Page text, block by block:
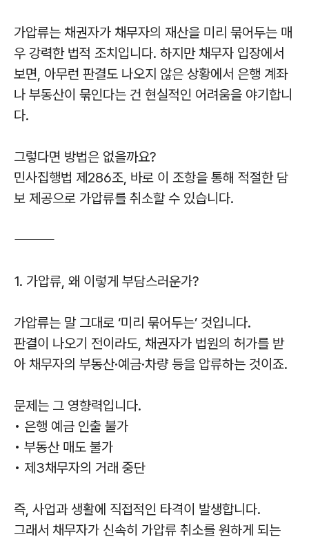
가압류는 채권자가 채무자의 재산을 미리 묶어두는 매
우 강력한 법적 조치입니다. 하지만 채무자 입장에서
보면, 아무런 판결도 나오지 않은 상황에서 은행 계좌
나 부동산이 묶인다는 건 현실적인 어려움을 야기합니
다.
그렇다면 방법은 없을까요?
민사집행법 제286조, 바로 이 조항을 통해 적절한 담
보 제공으로 가압류를 취소할 수 있습니다.
⸻
1. 가압류, 왜 이렇게 부담스러운가?
가압류는 말 그대로 ‘미리 묶어두는’ 것입니다.
판결이 나오기 전이라도, 채권자가 법원의 허가를 받
아 채무자의 부동산·예금·차량 등을 압류하는 것이죠.
문제는 그 영향력입니다.
• 은행 예금 인출 불가
• 부동산 매도 불가
• 제3채무자의 거래 중단
즉, 사업과 생활에 직접적인 타격이 발생합니다.
그래서 채무자가 신속히 가압류 취소를 원하게 되는